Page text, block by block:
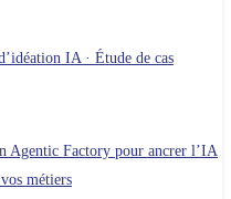
IA · Étude de cas
Agentic Factory pour ancrer l’IA
métiers